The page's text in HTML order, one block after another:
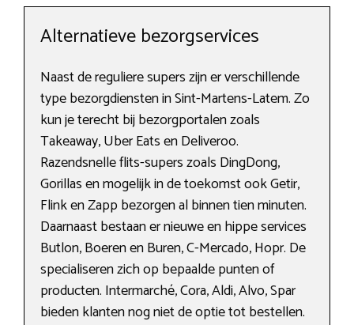
Alternatieve bezorgservices
Naast de reguliere supers zijn er verschillende
type bezorgdiensten in Sint-Martens-Latem. Zo
kun je terecht bij bezorgportalen zoals
Takeaway, Uber Eats en Deliveroo.
Razendsnelle flits-supers zoals DingDong,
Gorillas en mogelijk in de toekomst ook Getir,
Flink en Zapp bezorgen al binnen tien minuten.
Daarnaast bestaan er nieuwe en hippe services
Butlon, Boeren en Buren, C-Mercado, Hopr. De
specialiseren zich op bepaalde punten of
producten. Intermarché, Cora, Aldi, Alvo, Spar
bieden klanten nog niet de optie tot bestellen.